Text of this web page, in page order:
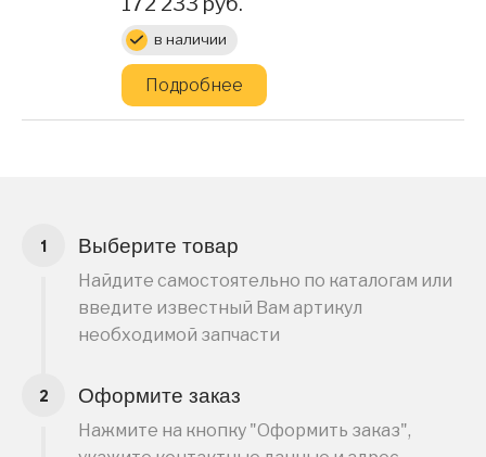
в наличии
Подробнее
Выберите товар
Найдите самостоятельно по каталогам или
введите известный Вам артикул
необходимой запчасти
Оформите заказ
Нажмите на кнопку "Оформить заказ",